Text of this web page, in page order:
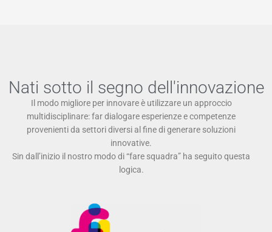
Nati sotto il segno dell'innovazione
Il modo migliore per innovare è utilizzare un approccio
multidisciplinare: far dialogare esperienze e competenze
provenienti da settori diversi al fine di generare soluzioni
innovative.
Sin dall’inizio il nostro modo di “fare squadra” ha seguito questa
logica.